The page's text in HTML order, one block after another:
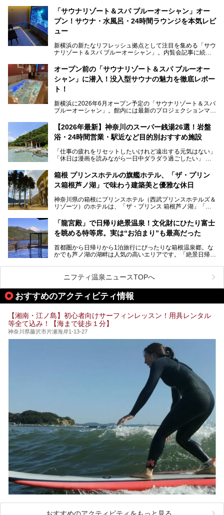
「サウナリゾート＆スパ ブルーオーシャン」オー
プン！サウナ・水風呂・24時間ラウンジを本気レビ
ュー
新横浜の新たなリフレッシュ拠点として注目を集める「サウ
ナリゾート＆スパ ブルーオーシャン」。内覧会記事に続
す。サウナや水風呂の気持ちよさはもちろん、リラックスス
ペースの過ごしやすさまで徹底チェック。新横浜エリアで日
常の疲れをリセットしたい人、ライブやスポーツ観戦遠征組
は必見です。
オープン前の「サウナリゾート＆スパ ブルーオー
シャン」に潜入！没入型サウナの魅力を徹底レポー
ト！
新横浜に2026年6月オープン予定の「サウナリゾート＆スパ
ブルーオーシャン」。館内には最新のプロジェクションマッ
的な“没入感（イマーシブ）”を体験できます。
今回は、そんな大注目の施設に一足先にお邪魔し、その全貌
を見学させていただきました！
サウナ室の中に咲き誇る桜、魚たちが泳ぐ水風呂、そしてバ
リのビーチを思わせる休憩スペース…。驚きの連続だった館
内の様子をレポートします！
【2026年最新】神奈川のスーパー銭湯26選！岩盤
浴・24時間営業・駅近など目的別おすすめ施設
「仕事の疲れをリセットしたいけれど遠出する元気はない」
「休日は漫画を読みながら一日中ダラダラ過ごしたい」
たい」
そんな「癒やされたい」という願いを叶えてくれるのが、神
神奈川県には、サウナや岩盤浴、一日中遊べるエンタメ施設
など、“非日常”を味わえるスーパー銭湯が数多く揃っていま
う」という人も多いはず。
そこで今回は、神奈川県内の人気施設26選を「安さ」「岩
業」「駅近」など、目的別に厳選して紹介します。
今の気分にぴったりの施設を見つけて、最高のリフレッシュ
箱根 プリンスホテルの旗艦ホテル、「ザ・プリン
ス箱根芦ノ湖」で味わう建築美と優雅な休日
神奈川県の箱根にプリンスホテル（西武プリンスホテルズ＆
リゾーツ）のホテルは、「ザ・プリンス 箱根芦ノ湖」「芦
「箱根仙石原プリンスホテル」と4軒あり、今回ご紹介する
「ザ・プリンス 箱根芦ノ湖」は、その中でもフラッグシッ
プ（旗艦）に位置づけられる特別なホテルです。
昭和の日本を代表する建築家の一人、村野藤吾が芦ノ湖の畔
に建てた桃源郷のようなホテルがここ。自家源泉の温泉や、
提供元：株式会社西武・プリンスホテルズワールドワイド
【PR】
この記事はザ・プリンス 箱根芦ノ湖のPR記事です。
「龍宮殿」で日帰り絶景温泉！文化財にひたり富士
を眺める特等席。実は“お泊まり”も最高だった
首都圏から日帰りから1泊旅行にぴったりな箱根温泉郷。な
かでも芦ノ湖の湖畔は人気の高いエリアです。「絶景日帰り
が楽しめるまさに眺望自慢の日帰り温泉。
そしてここは全24室の「箱根 芦ノ湖畔蛸川温泉 龍宮殿」と
して宿泊もできます。宿泊者は「龍宮殿本館」の営業時間に
加えて、朝6時からの宿泊者専用時間帯にも「龍宮殿本館」
のお風呂が利用できます。
今回は日帰り温泉としての「絶景日帰り温泉 龍宮殿本館
（以下、龍宮殿本館）」と、旅館としての「箱根 芦ノ湖畔
蛸川温泉 龍宮殿（以下、龍宮殿）」の両方の魅力をたっぷ
りお伝えします！
ここは箱根神社、九頭龍神社、白龍神社、箱根元宮と箱根の
4つの神社に囲まれたパワースポットです。
提供元：株式会社西武・プリンスホテルズワールドワイド
この記事は箱根 芦ノ湖畔蛸川温泉 龍宮殿のPR記事です。
ニフティ温泉ニュースTOPへ
おすすめのアクティビティ情報
【湘南・江ノ島】初心者向けサーフィンレッスン！用具レンタル
等全て込み！【海まで徒歩１分】
神奈川県藤沢市片瀬海岸1-13-27
おすすめのアクティビティをもっと見る